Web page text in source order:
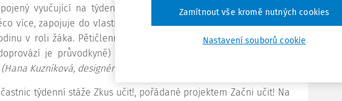
vyučující na týden dostane „začínajícího kolegu“, kterého
více, zapojuje do vlastní výuky. Na konci týdne se role obrátí a
v roli žáka. Pětičlenná výprava (účastníci chodí na školu ve
je průvodkyně) tak přináší do výuky partnerských škol
(Hana Kuzníková, designérka programu Zkus učit!)
týdenní stáže Zkus učit!, pořádané projektem Začni učit! Na
Nastavení souborů cookie
Zamítnout vše kromě nutných cookies